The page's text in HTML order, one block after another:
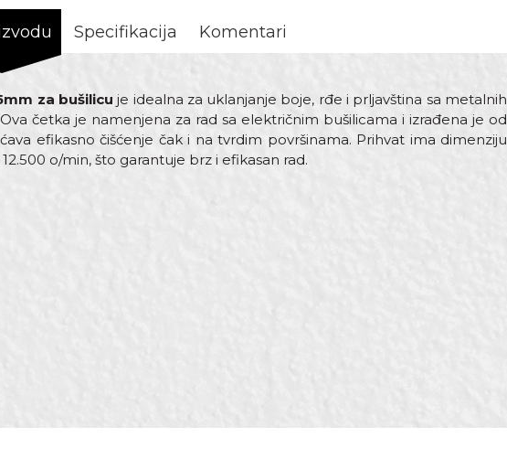
Specifikacija Komentari
za bušilicu je idealna za uklanjanje boje, rđe i prljavština sa metalnih
četka je namenjena za rad sa električnim bušilicama i izrađena je od
efikasno čišćenje čak i na tvrdim površinama. Prihvat ima dimenziju
o/min, što garantuje brz i efikasan rad.